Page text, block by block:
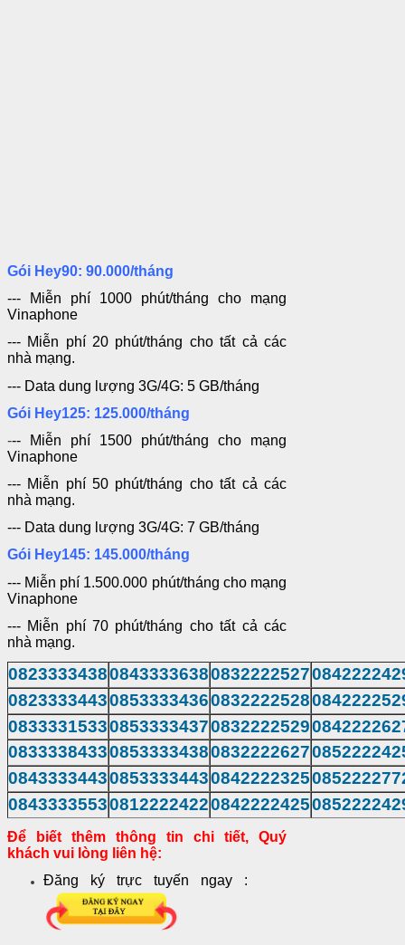
Gói Hey90: 90.000/tháng
--- Miễn phí 1000 phút/tháng cho mạng
Vinaphone
--- Miễn phí 20 phút/tháng cho tất cả các
nhà mạng.
--- Data dung lượng 3G/4G: 5 GB/tháng
Gói Hey125: 125.000/tháng
--- Miễn phí 1500 phút/tháng cho mạng
Vinaphone
--- Miễn phí 50 phút/tháng cho tất cả các
nhà mạng.
--- Data dung lượng 3G/4G: 7 GB/tháng
Gói Hey145: 145.000/tháng
--- Miễn phí 1.500.000 phút/tháng cho mạng
Vinaphone
--- Miễn phí 70 phút/tháng cho tất cả các
nhà mạng.
082333343808433336380832222527
082333344308533334360832222528
083333153308533334370832222529
083333843308533334380832222627
084333344308533334430842222325
084333355308122224220842222425
Để biết thêm thông tin chi tiết, Quý
khách vui lòng liên hệ:
Đăng ký trực tuyến ngay :